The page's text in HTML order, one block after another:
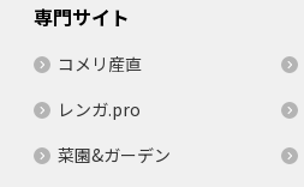
専門サイト
コメリ産直
レンガ.pro
菜園&ガーデン